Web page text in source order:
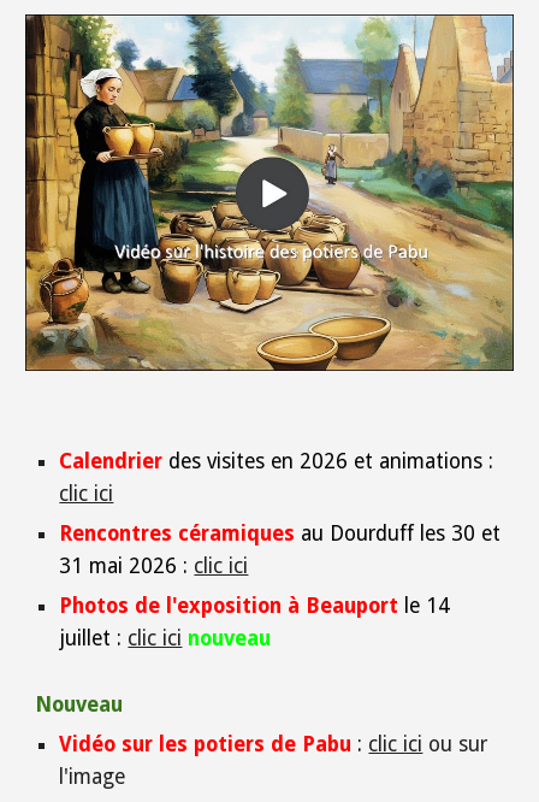
Calendrier des visites en 2026 et animations :
clic ici
Rencontres céramiques au Dourduff les 30 et
31 mai 2026 : clic ici
Photos de l'exposition à Beauport le 14
juillet : clic ici nouveau
Nouveau
Vidéo sur les potiers de Pabu : clic ici ou sur
l'image